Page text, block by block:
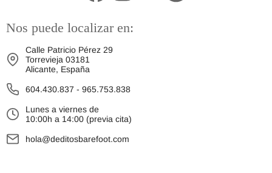
Nos puede localizar en:
Calle Patricio Pérez 29
Torrevieja 03181
Alicante, España
604.430.837 - 965.753.838
Lunes a viernes de
10:00h a 14:00 (previa cita)
hola@deditosbarefoot.com